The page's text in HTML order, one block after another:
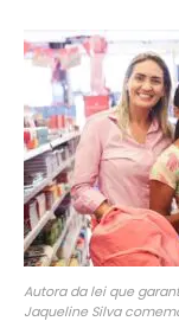
Autora da lei que
Jaqueline Silva